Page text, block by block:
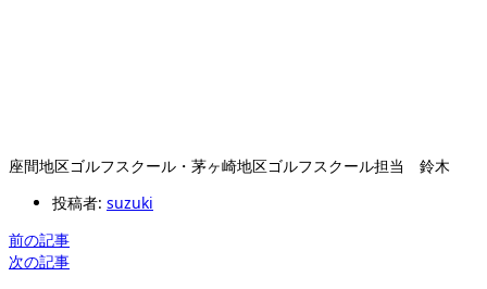
座間地区ゴルフスクール・茅ヶ崎地区ゴルフスクール担当 鈴木
投稿者: suzuki
前の記事
次の記事